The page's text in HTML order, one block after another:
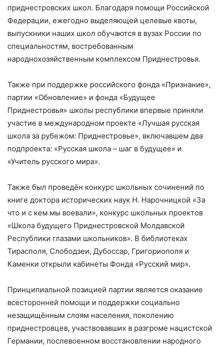
приднестровских школ. Благодаря помощи Российской
Федерации, ежегодно выделяющей целевые квоты,
выпускники наших школ обучаются в вузах России по
специальностям, востребованным
народнохозяйственным комплексом Приднестровья.
Также при поддержке российского фонда «Признание»,
партии «Обновление» и фонда «Будущее
Приднестровья» школы республики впервые приняли
участие в международном проекте «Лучшая русская
школа за рубежом: Приднестровье», включавшем два
подпроекта: «Русская школа – шаг в будущее» и
«Учитель русского мира».
Также был проведён конкурс школьных сочинений по
книге доктора исторических наук Н. Нарочницкой «За
что и с кем мы воевали», конкурс школьных проектов
«Школа будущего Приднестровской Молдавской
Республики глазами школьников». В библиотеках
Тирасполя, Слободзеи, Дубоссар, Григориополя и
Каменки открыли кабинеты Фонда «Русский мир».
Принципиальной позицией партии является оказание
всесторонней помощи и поддержки социально
незащищённым слоям населения, поколению
приднестровцев, участвовавших в разгроме нацистской
Германии, послевоенном восстановлении народного